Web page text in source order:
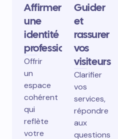
Affirmer
une
identité
professionnelle
Offrir
un
espace
cohérent
qui
reflète
votre
Guider
et
rassurer
vos
visiteurs
Clarifier
vos
services,
répondre
aux
questions